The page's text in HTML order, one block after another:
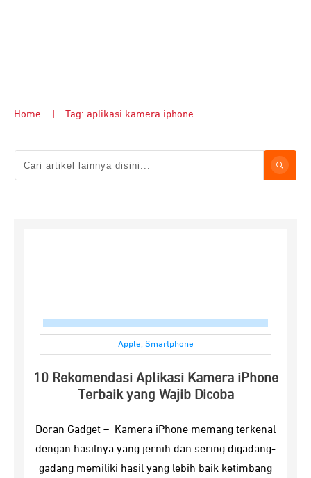
Home Tag: aplikasi kamera iphone terbaik
Apple, Smartphone
10 Rekomendasi Aplikasi Kamera iPhone
Terbaik yang Wajib Dicoba
Doran Gadget – Kamera iPhone memang terkenal
dengan hasilnya yang jernih dan sering digadang-
gadang memiliki hasil yang lebih baik ketimbang